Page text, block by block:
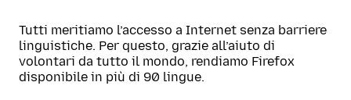
Tutti meritiamo l’accesso a Internet senza barriere
linguistiche. Per questo, grazie all’aiuto di
volontari da tutto il mondo, rendiamo Firefox
disponibile in più di 90 lingue.